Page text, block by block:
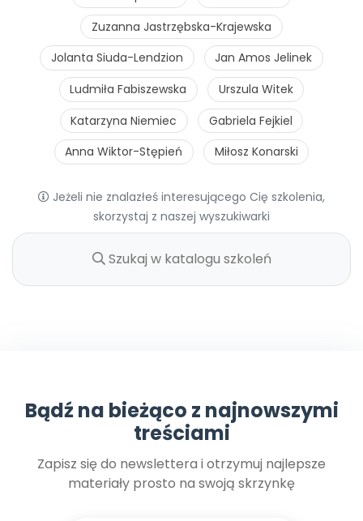
Zuzanna Jastrzębska-Krajewska
Jolanta Siuda-Lendzion
Jan Amos Jelinek
Ludmiła Fabiszewska
Urszula Witek
Katarzyna Niemiec
Gabriela Fejkiel
Anna Wiktor-Stępień
Miłosz Konarski
Jeżeli nie znalazłeś interesującego Cię szkolenia,
skorzystaj z naszej wyszukiwarki
Bądź na bieżąco z najnowszymi
treściami
Zapisz się do newslettera i otrzymuj najlepsze
materiały prosto na swoją skrzynkę